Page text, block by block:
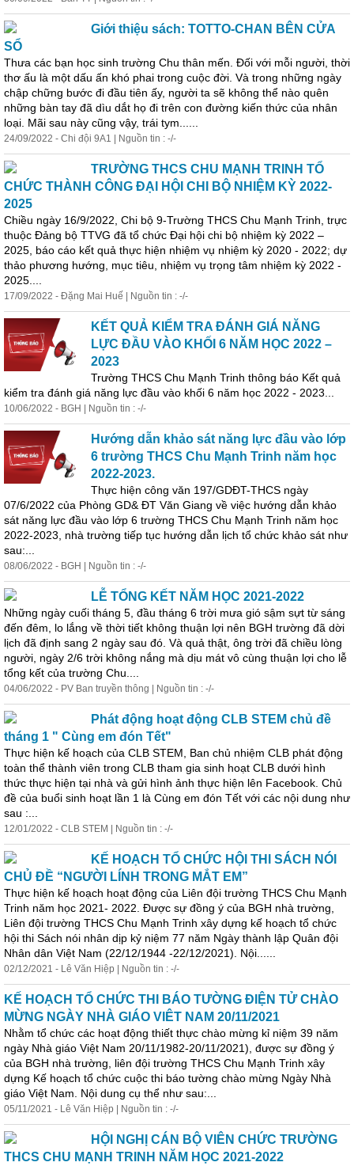
Giới thiệu sách: TOTTO-CHAN BÊN CỬA
SỔ
Thưa các bạn học sinh trường Chu thân mến. Đối với mỗi người, thời
thơ ấu là một dấu ấn khó phai trong cuộc đời. Và trong những ngày
chập chững bước đi đầu tiên ấy, người ta sẽ không thể nào quên
những bàn tay đã dìu dắt họ đi trên con đường kiến thức của nhân
loại. Mãi sau này cũng vậy, trái tym......
24/09/2022 - Chi đội 9A1 | Nguồn tin : -/-
TRƯỜNG THCS CHU MẠNH TRINH TỔ
CHỨC THÀNH CÔNG ĐẠI HỘI CHI BỘ NHIỆM KỲ 2022-
2025
Chiều ngày 16/9/2022, Chi bộ 9-Trường THCS Chu Mạnh Trinh, trực
thuộc Đảng bộ TTVG đã tổ chức Đại hội chi bộ nhiệm kỳ 2022 –
2025, báo cáo kết quả thực hiện nhiệm vụ nhiệm kỳ 2020 - 2022; dự
thảo phương hướng, mục tiêu, nhiệm vụ trọng tâm nhiệm kỳ 2022 -
2025....
17/09/2022 - Đặng Mai Huế | Nguồn tin : -/-
KẾT QUẢ KIỂM TRA ĐÁNH GIÁ NĂNG
LỰC ĐẦU VÀO KHỐI 6 NĂM HỌC 2022 –
2023
Trường THCS Chu Mạnh Trinh thông báo Kết quả
kiểm tra đánh giá năng lực đầu vào khối 6 năm học 2022 - 2023...
10/06/2022 - BGH | Nguồn tin : -/-
Hướng dẫn khảo sát năng lực đầu vào lớp
6 trường THCS Chu Mạnh Trinh năm học
2022-2023.
Thực hiện công văn 197/GDĐT-THCS ngày
07/6/2022 của Phòng GD& ĐT Văn Giang về việc hướng dẫn khảo
sát năng lực đầu vào lớp 6 trường THCS Chu Mạnh Trinh năm học
2022-2023, nhà trường tiếp tục hướng dẫn lịch tổ chức khảo sát như
sau:...
08/06/2022 - BGH | Nguồn tin : -/-
LỄ TỔNG KẾT NĂM HỌC 2021-2022
Những ngày cuối tháng 5, đầu tháng 6 trời mưa gió sậm sựt từ sáng
đến đêm, lo lắng về thời tiết không thuận lợi nên BGH trường đã dời
lịch đã định sang 2 ngày sau đó. Và quả thật, ông trời đã chiều lòng
người, ngày 2/6 trời không nắng mà dịu mát vô cùng thuận lợi cho lễ
tổng kết của trường Chu....
04/06/2022 - PV Ban truyền thông | Nguồn tin : -/-
Phát động hoạt động CLB STEM chủ đề
tháng 1 " Cùng em đón Tết"
Thực hiện kế hoạch của CLB STEM, Ban chủ nhiệm CLB phát động
toàn thể thành viên trong CLB tham gia sinh hoạt CLB dưới hình
thức thực hiện tại nhà và gửi hình ảnh thực hiện lên Facebook. Chủ
đề của buổi sinh hoạt lần 1 là Cùng em đón Tết với các nội dung như
sau :...
12/01/2022 - CLB STEM | Nguồn tin : -/-
KẾ HOẠCH TỔ CHỨC HỘI THI SÁCH NÓI
CHỦ ĐỀ “NGƯỜI LÍNH TRONG MẮT EM”
Thực hiện kế hoạch hoạt động của Liên đội trường THCS Chu Mạnh
Trinh năm học 2021- 2022. Được sự đồng ý của BGH nhà trường,
Liên đội trường THCS Chu Mạnh Trinh xây dựng kế hoạch tổ chức
hội thi Sách nói nhân dịp kỷ niệm 77 năm Ngày thành lập Quân đội
Nhân dân Việt Nam (22/12/1944 -22/12/2021). Nội......
02/12/2021 - Lê Văn Hiệp | Nguồn tin : -/-
KẾ HOẠCH TỔ CHỨC THI BÁO TƯỜNG ĐIỆN TỬ CHÀO
MỪNG NGÀY NHÀ GIÁO VIÊT NAM 20/11/2021
Nhằm tổ chức các hoạt động thiết thực chào mừng kỉ niệm 39 năm
ngày Nhà giáo Việt Nam 20/11/1982-20/11/2021), được sự đồng ý
của BGH nhà trường, liên đội trường THCS Chu Mạnh Trinh xây
dựng Kế hoạch tổ chức cuộc thi báo tường chào mừng Ngày Nhà
giáo Việt Nam. Nội dung cụ thể như sau:...
05/11/2021 - Lê Văn Hiệp | Nguồn tin : -/-
HỘI NGHỊ CÁN BỘ VIÊN CHỨC TRƯỜNG
THCS CHU MẠNH TRINH NĂM HỌC 2021-2022